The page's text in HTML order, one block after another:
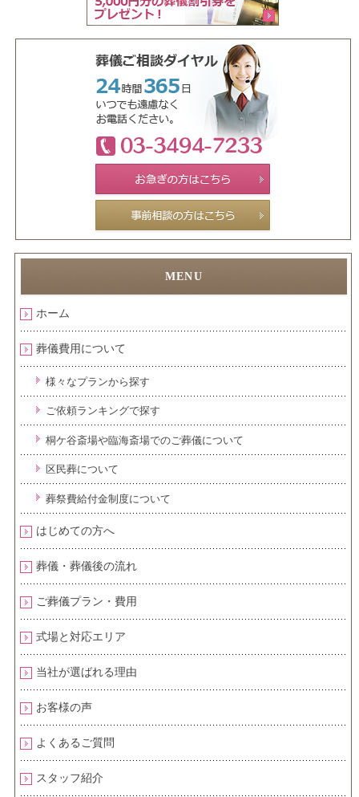
ホーム
葬儀費用について
様々なプランから探す
ご依頼ランキングで探す
桐ケ谷斎場や臨海斎場でのご葬儀について
区民葬について
葬祭費給付金制度について
はじめての方へ
葬儀・葬儀後の流れ
ご葬儀プラン・費用
式場と対応エリア
当社が選ばれる理由
お客様の声
よくあるご質問
スタッフ紹介